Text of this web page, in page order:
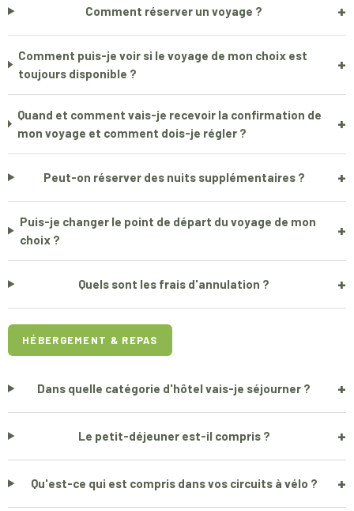
Comment réserver un voyage ? +
Comment puis-je voir si le voyage de mon choix est
toujours disponible ?
+
Quand et comment vais-je recevoir la confirmation de
mon voyage et comment dois-je régler ?
+
Peut-on réserver des nuits supplémentaires ? +
Puis-je changer le point de départ du voyage de mon
choix ?
+
Quels sont les frais d'annulation ? +
HÉBERGEMENT & REPAS
Dans quelle catégorie d'hôtel vais-je séjourner ? +
Le petit-déjeuner est-il compris ? +
Qu'est-ce qui est compris dans vos circuits à vélo ? +